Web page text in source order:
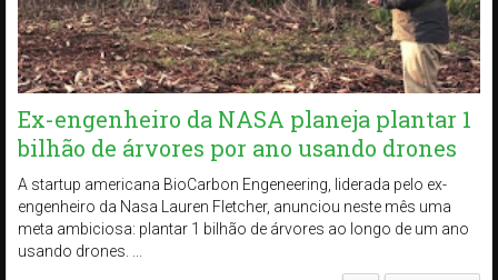
Ex-engenheiro da NASA planeja plantar 1
bilhão de árvores por ano usando drones
A startup americana BioCarbon Engeneering, liderada pelo ex-
engenheiro da Nasa Lauren Fletcher, anunciou neste mês uma
meta ambiciosa: plantar 1 bilhão de árvores ao longo de um ano
usando drones. ...